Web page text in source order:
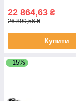
22 864,63 ₴
26 899,56 ₴
Купити
–15%